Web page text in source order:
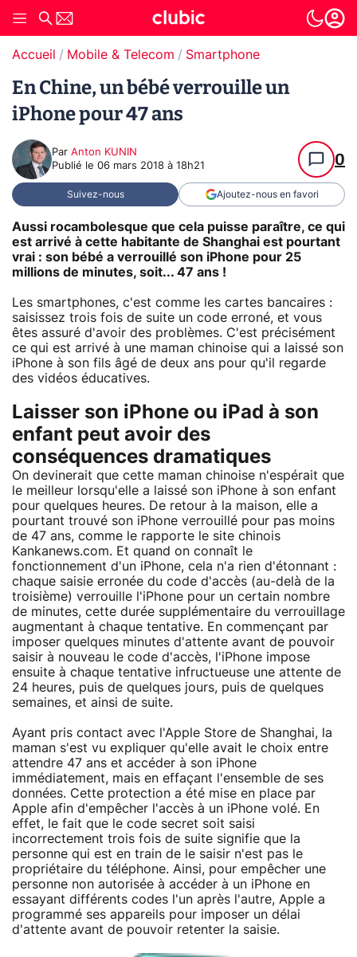
Accueil Mobile & Telecom Smartphone
En Chine, un bébé verrouille un
iPhone pour 47 ans
Par Anton KUNIN
Publié le 06 mars 2018 à 18h21 0
Suivez-nous Ajoutez-nous en favori
Aussi rocambolesque que cela puisse paraître, ce qui
est arrivé à cette habitante de Shanghai est pourtant
vrai : son bébé a verrouillé son iPhone pour 25
millions de minutes, soit... 47 ans !
Les smartphones, c'est comme les cartes bancaires :
saisissez trois fois de suite un code erroné, et vous
êtes assuré d'avoir des problèmes. C'est précisément
ce qui est arrivé à une maman chinoise qui a laissé son
iPhone à son fils âgé de deux ans pour qu'il regarde
des vidéos éducatives.
Laisser son iPhone ou iPad à son
enfant peut avoir des
conséquences dramatiques
On devinerait que cette maman chinoise n'espérait que
le meilleur lorsqu'elle a laissé son iPhone à son enfant
pour quelques heures. De retour à la maison, elle a
pourtant trouvé son iPhone verrouillé pour pas moins
de 47 ans, comme le rapporte le site chinois
Kankanews.com. Et quand on connaît le
fonctionnement d'un iPhone, cela n'a rien d'étonnant :
chaque saisie erronée du code d'accès (au-delà de la
troisième) verrouille l'iPhone pour un certain nombre
de minutes, cette durée supplémentaire du verrouillage
augmentant à chaque tentative. En commençant par
imposer quelques minutes d'attente avant de pouvoir
saisir à nouveau le code d'accès, l'iPhone impose
ensuite à chaque tentative infructueuse une attente de
24 heures, puis de quelques jours, puis de quelques
semaines, et ainsi de suite.
Ayant pris contact avec l'Apple Store de Shanghai, la
maman s'est vu expliquer qu'elle avait le choix entre
attendre 47 ans et accéder à son iPhone
immédiatement, mais en effaçant l'ensemble de ses
données. Cette protection a été mise en place par
Apple afin d'empêcher l'accès à un iPhone volé. En
effet, le fait que le code secret soit saisi
incorrectement trois fois de suite signifie que la
personne qui est en train de le saisir n'est pas le
propriétaire du téléphone. Ainsi, pour empêcher une
personne non autorisée à accéder à un iPhone en
essayant différents codes l'un après l'autre, Apple a
programmé ses appareils pour imposer un délai
d'attente avant de pouvoir retenter la saisie.